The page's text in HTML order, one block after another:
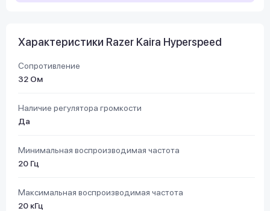
Характеристики Razer Kaira Hyperspeed
Сопротивление
32 Ом
Наличие регулятора громкости
Да
Минимальная воспроизводимая частота
20 Гц
Максимальная воспроизводимая частота
20 кГц